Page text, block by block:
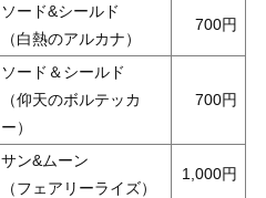
ソード&シールド
（白熱のアルカナ）
700
ソード＆シールド
（仰天のボルテッカ
ー）
700
サン&ムーン
（フェアリーライズ）
1,000